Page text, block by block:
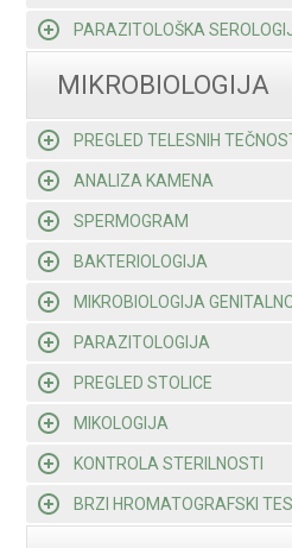
PARAZITOLOŠKA
MIKROBIOLOGIJA
PREGLED TELESNIH
ANALIZA KAMENA
SPERMOGRAM
BAKTERIOLOGIJA
MIKROBIOLOGIJA
PARAZITOLOGIJA
PREGLED STOLICE
MIKOLOGIJA
KONTROLA STERILNOSTI
BRZI HROMATOGRAFSKI